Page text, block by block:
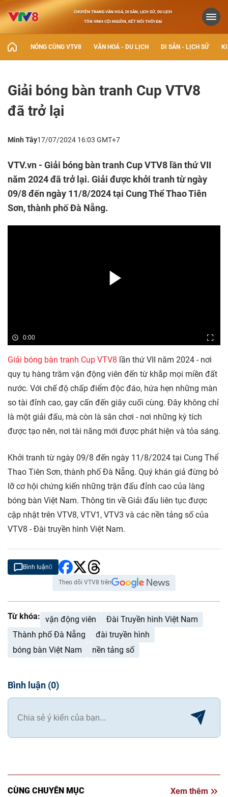
CHUYÊN TRANG VĂN HOÁ, DI SẢN, LỊCH SỬ, DU LỊCH
TÔN VINH CỘI NGUỒN, KẾT NỐI THỜI ĐẠI
NÓNG CÙNG VTV8 VĂN HOÁ - DU LỊCH DI SẢN - LỊCH SỬ
Giải bóng bàn tranh Cup VTV8
đã trở lại
Minh Tây17/07/2024 16:03 GMT+7
VTV.vn - Giải bóng bàn tranh Cup VTV8 lần thứ VII
năm 2024 đã trở lại. Giải được khởi tranh từ ngày
09/8 đến ngày 11/8/2024 tại Cung Thể Thao Tiên
Sơn, thành phố Đà Nẵng.
0:00
Giải bóng bàn tranh Cup VTV8 lần thứ VII năm 2024 - nơi
quy tụ hàng trăm vận động viên đến từ khắp mọi miền đất
nước. Với chế độ chấp điểm độc đáo, hứa hẹn những màn
so tài đỉnh cao, gay cấn đến giây cuối cùng. Đây không chỉ
là một giải đấu, mà còn là sân chơi - nơi những kỳ tích
được tạo nên, nơi tài năng mới được phát hiện và tỏa sáng.
Khởi tranh từ ngày 09/8 đến ngày 11/8/2024 tại Cung Thể
Thao Tiên Sơn, thành phố Đà Nẵng. Quý khán giả đừng bỏ
lỡ cơ hội chứng kiến những trận đấu đỉnh cao của làng
bóng bàn Việt Nam. Thông tin về Giải đấu liên tục được
cập nhật trên VTV8, VTV1, VTV3 và các nền tảng số của
VTV8 - Đài truyền hình Việt Nam.
Bình luận0
Theo dõi VTV8 trên
Từ khóa: vận động viên
Đài Truyền hình Việt Nam
Thành phố Đà Nẵng
đài truyền hình
bóng bàn Việt Nam
nền tảng số
Bình luận (0)
CÙNG CHUYÊN MỤC Xem thêm